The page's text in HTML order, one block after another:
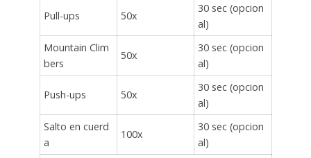
Pull-ups 50x
30 sec (opcion
al)
Mountain Clim
bers
50x
30 sec (opcion
al)
Push-ups 50x
30 sec (opcion
al)
Salto en cuerd
a
100x
30 sec (opcion
al)